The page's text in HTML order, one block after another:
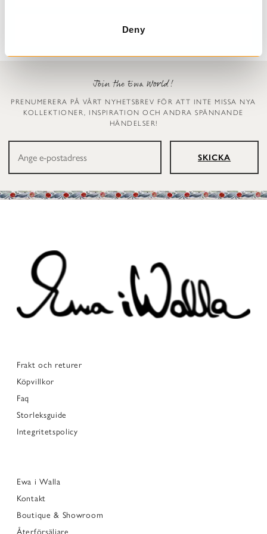
Deny
Join the Ewa World!
PRENUMERERA PÅ VÅRT NYHETSBREV FÖR ATT INTE MISSA NYA
KOLLEKTIONER, INSPIRATION OCH ANDRA SPÄNNANDE
HÄNDELSER!
SKICKA
Frakt och returer
Köpvillkor
Faq
Storleksguide
Integritetspolicy
Ewa i Walla
Kontakt
Boutique & Showroom
Återförsäljare